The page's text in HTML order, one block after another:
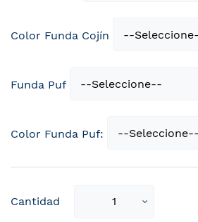
Color Funda Cojín
Funda Puf
Color Funda Puf:
Cantidad
Select